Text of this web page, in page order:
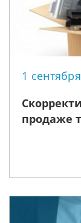
1
продаже